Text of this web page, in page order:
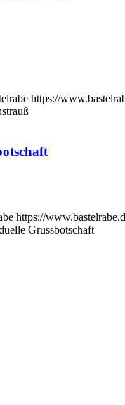
https://
https://
Grussbotschaft